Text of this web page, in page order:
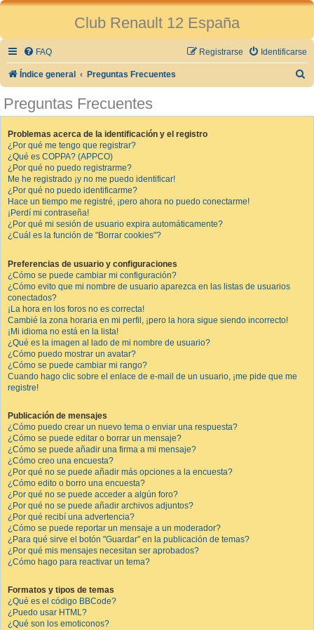
Club Renault 12 España
FAQ Identificarse
Registrarse
Índice general Preguntas Frecuentes
Preguntas Frecuentes
Problemas acerca de la identificación y el registro
¿Por qué me tengo que registrar?
¿Qué es COPPA? (APPCO)
¿Por qué no puedo registrarme?
Me he registrado ¡y no me puedo identificar!
¿Por qué no puedo identificarme?
Hace un tiempo me registré, ¡pero ahora no puedo conectarme!
¡Perdí mi contraseña!
¿Por qué mi sesión de usuario expira automáticamente?
¿Cuál es la función de "Borrar cookies"?
Preferencias de usuario y configuraciones
¿Cómo se puede cambiar mi configuración?
¿Cómo evito que mi nombre de usuario aparezca en las listas de usuarios
conectados?
¡La hora en los foros no es correcta!
Cambié la zona horaria en mi perfil, ¡pero la hora sigue siendo incorrecto!
¡Mi idioma no está en la lista!
¿Qué es la imagen al lado de mi nombre de usuario?
¿Cómo puedo mostrar un avatar?
¿Cómo se puede cambiar mi rango?
Cuando hago clic sobre el enlace de e-mail de un usuario, ¡me pide que me
registre!
Publicación de mensajes
¿Cómo puedo crear un nuevo tema o enviar una respuesta?
¿Cómo se puede editar o borrar un mensaje?
¿Cómo se puede añadir una firma a mi mensaje?
¿Cómo creo una encuesta?
¿Por qué no se puede añadir más opciones a la encuesta?
¿Cómo edito o borro una encuesta?
¿Por qué no se puede acceder a algún foro?
¿Por qué no se puede añadir archivos adjuntos?
¿Por qué recibí una advertencia?
¿Cómo se puede reportar un mensaje a un moderador?
¿Para qué sirve el botón "Guardar" en la publicación de temas?
¿Por qué mis mensajes necesitan ser aprobados?
¿Cómo hago para reactivar un tema?
Formatos y tipos de temas
¿Qué es el código BBCode?
¿Puedo usar HTML?
¿Qué son los emoticonos?